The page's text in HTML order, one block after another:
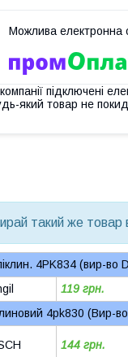
підключені
який товар не
такий же товар
4PK834 (вир-во
119 грн.
4pk830 (Вир-
144 грн.